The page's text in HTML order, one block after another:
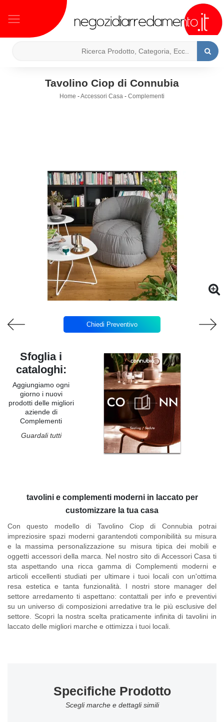
Tavolino Ciop di Connubia
Home -Accessori Casa - Complementi
Chiedi Preventivo
tavolini e complementi moderni in laccato per
customizzare la tua casa
Con questo modello di Tavolino Ciop di Connubiapotrai
impreziosire spazi moderni garantendoti componibilità su misura
e la massima personalizzazione su misura tipica dei mobili e
oggetti accessori della marca. Nel nostro sito di Accessori Casa ti
sta aspettando una ricca gamma di Complementi moderni e
articoli eccellenti studiati per ultimare i tuoi locali con un'ottima
resa estetica e tanta funzionalità. I nostri store manager del
settore arredamento ti aspettano: contattali per info e preventivi
su un universo di composizioni arredative tra le più esclusive del
settore. Scopri la nostra scelta praticamente infinita di tavolini in
laccato delle migliori marche e ottimizza i tuoi locali.
Sfoglia i
cataloghi:
Aggiungiamo ogni
giorno i nuovi
prodotti delle migliori
aziende di
Complementi
Guardali tutti
Specifiche Prodotto
Scegli marche e dettagli simili